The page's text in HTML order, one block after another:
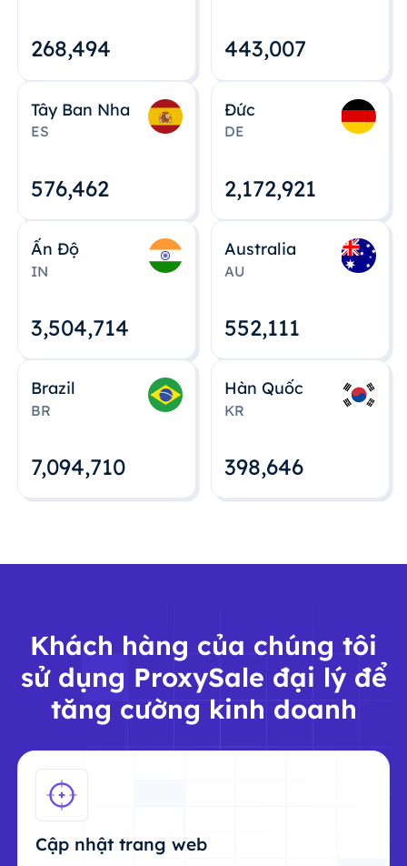
268,495 443,008
Tây Ban Nha
ES
576,463
Đức
DE
2,172,922
Ấn Độ
IN
3,504,715
Australia
AU
552,112
Brazil
BR
7,094,712
Hàn Quốc
KR
398,648
Khách hàng của chúng tôi
sử dụng ProxySale đại lý để
tăng cường kinh doanh
Cập nhật trang web